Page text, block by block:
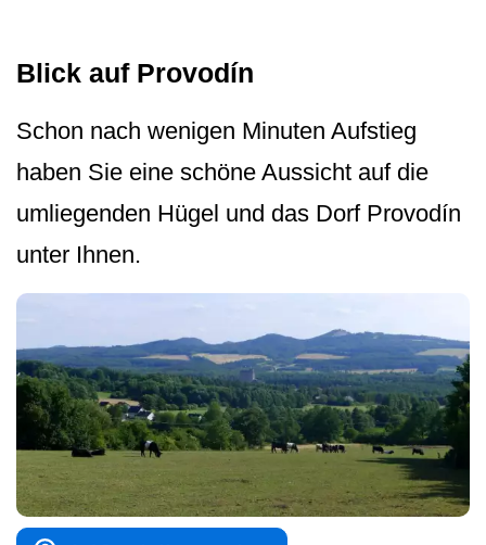
Blick auf Provodín
Schon nach wenigen Minuten Aufstieg
haben Sie eine schöne Aussicht auf die
umliegenden Hügel und das Dorf Provodín
unter Ihnen.